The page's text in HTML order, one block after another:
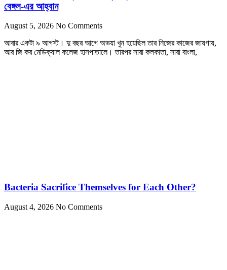
বেঙ্গল-এর আহ্বান
August 5, 2026 No Comments
আবার একটা ৯ আগস্ট। দু বছর আগে অভয়া খুন হয়েছিল তার নিজের কাজের জায়গায়,
আর জি কর মেডিক্যাল কলেজ হাসপাতালে। তারপর সারা কলকাতা, সারা বাংলা,
Bacteria Sacrifice Themselves for Each Other?
August 4, 2026 No Comments